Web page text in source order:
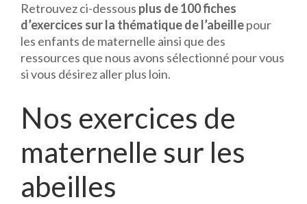
Retrouvez ci-dessous plus de 100 fiches
d’exercices sur la thématique de l’abeillepour
les enfants de maternelle ainsi que des
ressources que nous avons sélectionné pour vous
si vous désirez aller plus loin.
Nos exercices de
maternelle sur les
abeilles